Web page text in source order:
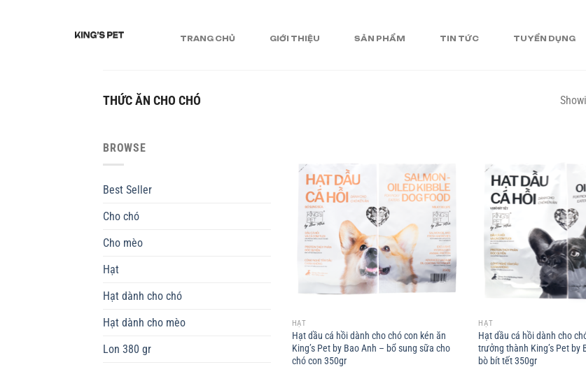
TRANG CHỦ GIỚI THIỆU SẢN PHẨM TIN TỨC TUYỂN DỤNG
THỨC ĂN CHO CHÓ
BROWSE
Best Seller
Cho chó
Cho mèo
Hạt
Hạt dành cho chó
Hạt dành cho mèo
Lon 380 gr
Add to
wishlist
HẠT
Hạt dầu cá hồi dành cho chó con kén ăn
King’s Pet by Bao Anh – bổ sung sữa cho
chó con 350gr
HẠT
Hạt dầu cá hồi dành cho
trưởng thành King’s Pet by
bò bít tết 350gr